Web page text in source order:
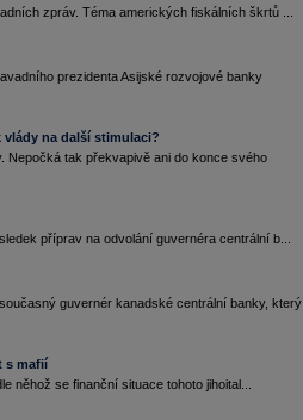
zpráv. Téma amerických fiskálních škrtů ...
prezidenta Asijské rozvojové banky
na další stimulaci?
Nepočká tak překvapivě ani do konce svého
příprav na odvolání guvernéra centrální b...
guvernér kanadské centrální banky, který
s mafií
něhož se finanční situace tohoto jihoital...